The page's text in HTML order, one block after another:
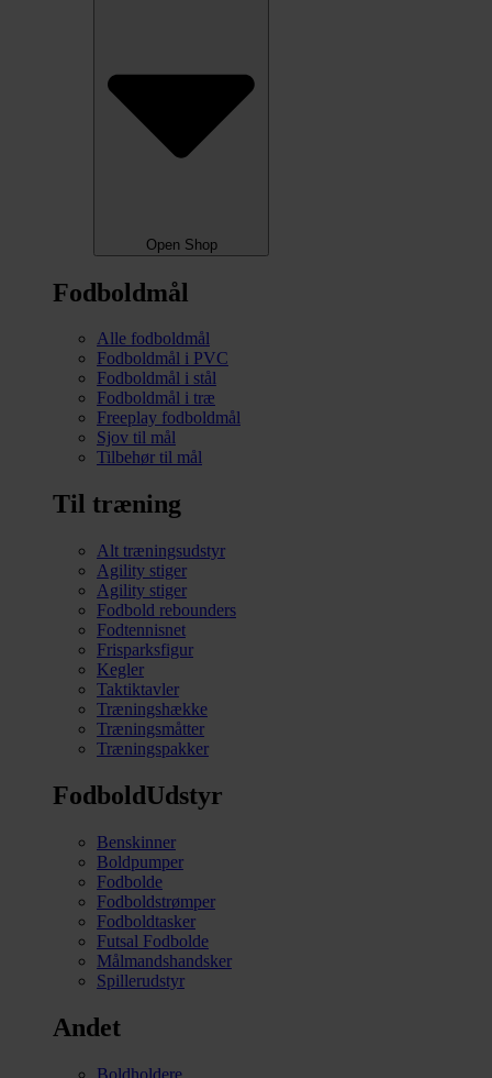
Open Shop
Fodboldmål
Alle fodboldmål
Fodboldmål i PVC
Fodboldmål i stål
Fodboldmål i træ
Freeplay fodboldmål
Sjov til mål
Tilbehør til mål
Til træning
Alt træningsudstyr
Agility stiger
Agility stiger
Fodbold rebounders
Fodtennisnet
Frisparksfigur
Kegler
Taktiktavler
Træningshække
Træningsmåtter
Træningspakker
FodboldUdstyr
Benskinner
Boldpumper
Fodbolde
Fodboldstrømper
Fodboldtasker
Futsal Fodbolde
Målmandshandsker
Spillerudstyr
Andet
Boldholdere